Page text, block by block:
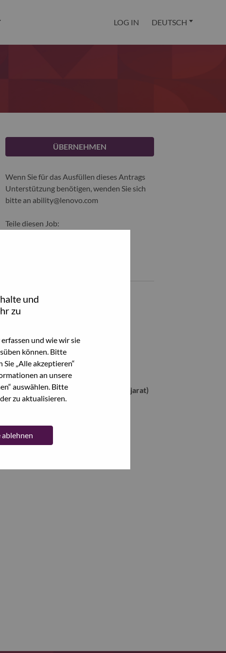
und
zu
und wie wir sie
können. Bitte
„Alle akzeptieren“
an unsere
auswählen. Bitte
zu aktualisieren.
ablehnen
LOG IN DEUTSCH
ÜBERNEHMEN
Wenn Sie für das Ausfüllen dieses Antrags
Unterstützung benötigen, wenden Sie sich
bitte an ability@lenovo.com
Teile diesen Job:
Key Account Manager - Tablets
Mumbai, Maharashtra, Indien,
Mumbai, Maharashtra, Indien,
Sr client manager public west
Mumbai, Maharashtra, Indien,
ISG Sales Specialist (Ahmedabad/Gujarat)
Mumbai, Maharashtra, Indien,
Alle anzeigen